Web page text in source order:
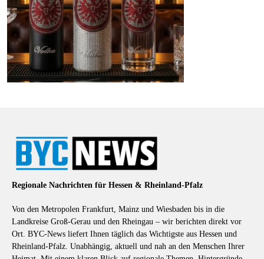
Regionale Nachrichten für Hessen & Rheinland-Pfalz
Von den Metropolen Frankfurt, Mainz und Wiesbaden bis in die
Landkreise Groß-Gerau und den Rheingau – wir berichten direkt vor
Ort. BYC-News liefert Ihnen täglich das Wichtigste aus Hessen und
Rheinland-Pfalz. Unabhängig, aktuell und nah an den Menschen Ihrer